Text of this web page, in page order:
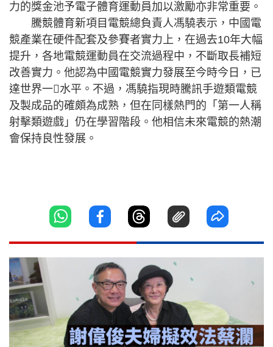
力的獎金池予電子體育運動員加以激勵亦非常重要。
騰競體育新項目電競總負責人馮驍表示，中國電
競產業在硬件配套及參賽者實力上，在過去10年大幅
提升，各地電競運動員在交流過程中，不斷取長補短
改善實力。他認為中國電競實力發展至今時今日，已
達世界一水平。不過，馮驍指現時騰訊手遊類電競
及製成品的確頗為成熟，但在同樣熱門的「第一人稱
射擊類遊戲」仍在學習階段。他相信未來電競的熱潮
會保持良性發展。